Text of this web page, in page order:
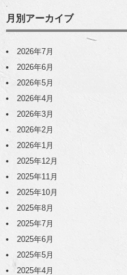
月別アーカイブ
2026年7月
2026年6月
2026年5月
2026年4月
2026年3月
2026年2月
2026年1月
2025年12月
2025年11月
2025年10月
2025年8月
2025年7月
2025年6月
2025年5月
2025年4月